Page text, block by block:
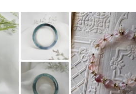
Arusha Round Beads 3mm, High-